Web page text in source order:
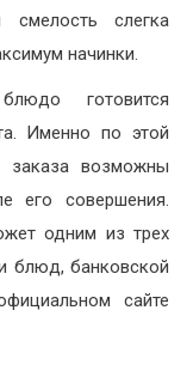
слегка
начинки.
готовится
Именно по этой
заказа возможны
его совершения.
одним из трех
блюд, банковской
сайте